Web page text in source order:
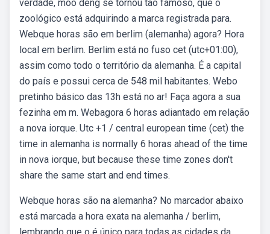
verdade, moo deng se tornou tão famoso, que o
zoológico está adquirindo a marca registrada para.
Webque horas são em berlim (alemanha) agora? Hora
local em berlim. Berlim está no fuso cet (utc+01:00),
assim como todo o território da alemanha. É a capital
do país e possui cerca de 548 mil habitantes. Webo
pretinho básico das 13h está no ar! Faça agora a sua
fezinha em m. Webagora 6 horas adiantado em relação
a nova iorque. Utc +1 / central european time (cet) the
time in alemanha is normally 6 horas ahead of the time
in nova iorque, but because these time zones don't
share the same start and end times.
Webque horas são na alemanha? No marcador abaixo
está marcada a hora exata na alemanha / berlim,